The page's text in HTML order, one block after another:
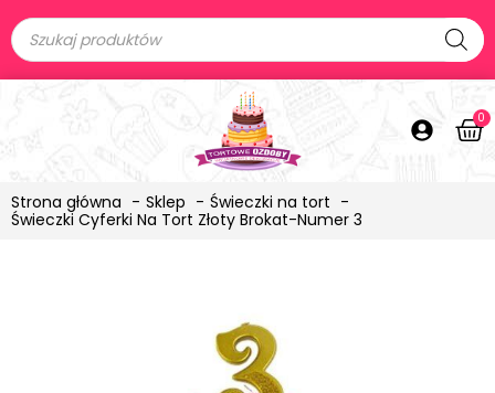
0
Strona główna Sklep
Świeczki na tort
Świeczki Cyferki Na Tort Złoty Brokat-Numer 3